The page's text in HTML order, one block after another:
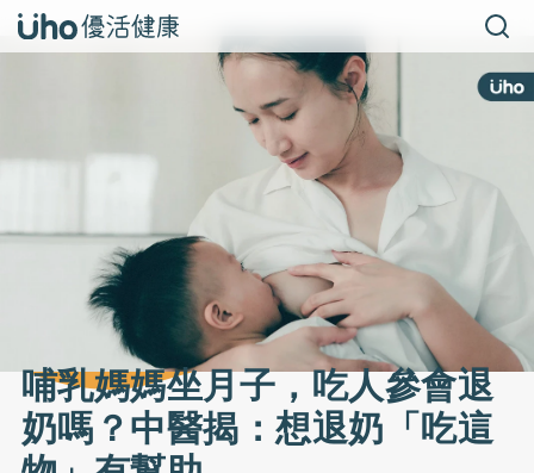
哺乳媽媽坐月子，吃人參會退
奶嗎？中醫揭：想退奶「吃這